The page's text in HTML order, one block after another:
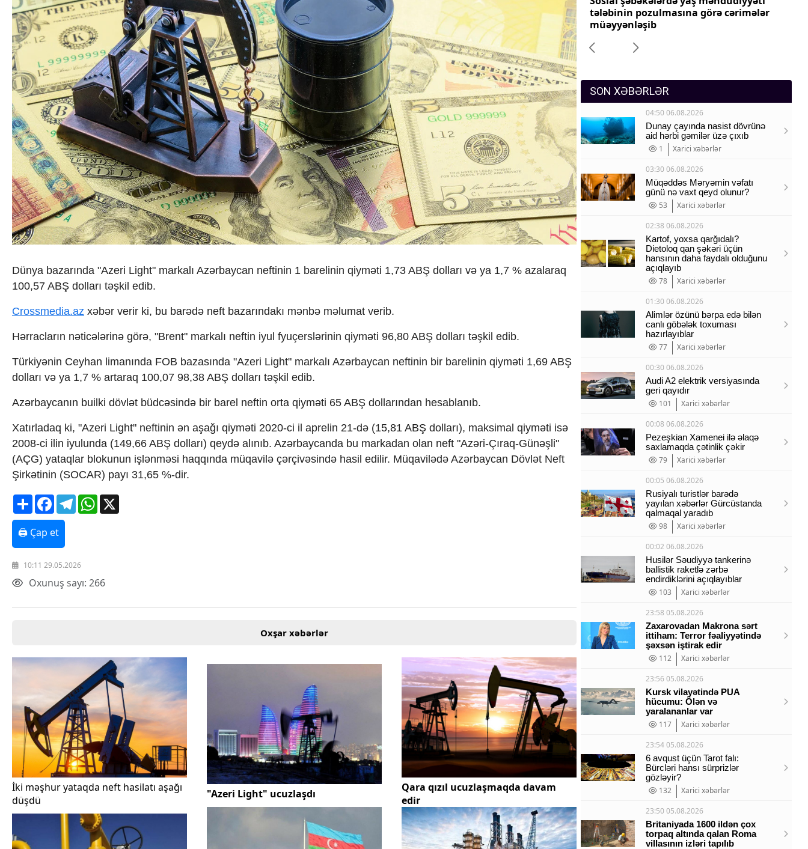
Mənəvi dəyərlər
Texnologiya
Mətbuat-150
Siyasi
Geosiyasi
İqtisadi
Sosioloji
Araşdırma
Multimedia
Foto
Video
İnfoqrafika
Podcast
Humanitar
Elm və təhsil
Mədəniyyət
Diaspor
Yüksəliş hekayəsi
Mədəniyyətimizin Zəfəri
Zəfər Diasporu
Səhiyyə
Ailə və uşaq
İqtisadiyyat
İqtisadi xəbərlər
Neft-qaz
Kənd təsərrüfatı
Telekommunikasiya və nəqliyyat
COP29
Crossmedia.az - 1 yaş
Məhkəmə və hüquq
Ekologiya
Zəfər - 5
Gənclər və İdman
Media və QHT
Hadisə
Sağlamlıq
Sosium
Mənəvi dəyərlər
Texnologiya
Mətbuat-150
Əlaqə
Missiyamız
Dünya bazarında "Azeri Light" markalı Azərbaycan neftinin 1 barelinin qiyməti 1,73 ABŞ dolları və ya 1,7 % azalaraq
100,57 ABŞ dolları təşkil edib.
Crossmedia.az xəbər verir ki, bu barədə neft bazarındakı mənbə məlumat verib.
Hərracların nəticələrinə görə, "Brent" markalı neftin iyul fyuçerslərinin qiyməti 96,80 ABŞ dolları təşkil edib.
Türkiyənin Ceyhan limanında FOB bazasında "Azeri Light" markalı Azərbaycan neftinin bir barelinin qiyməti 1,69 ABŞ
dolları və ya 1,7 % artaraq 100,07 98,38 ABŞ dolları təşkil edib.
Azərbaycanın builki dövlət büdcəsində bir barel neftin orta qiyməti 65 ABŞ dollarından hesablanıb.
Xatırladaq ki, "Azeri Light" neftinin ən aşağı qiyməti 2020-ci il aprelin 21-də (15,81 ABŞ dolları), maksimal qiyməti isə
2008-ci ilin iyulunda (149,66 ABŞ dolları) qeydə alınıb. Azərbaycanda bu markadan olan neft "Azəri-Çıraq-Günəşli"
(AÇG) yataqlar blokunun işlənməsi haqqında müqavilə çərçivəsində hasil edilir. Müqavilədə Azərbaycan Dövlət Neft
Şirkətinin (SOCAR) payı 31,65 %-dir.
ShareFacebookTelegramWhatsApp
🖨 Çap et
10:11 29.05.2026
Oxunuş sayı: 266
Oxşar xəbərlər
İki məşhur yataqda neft hasilatı aşağı
düşdü
"Azeri Light" ucuzlaşdı
Qara qızıl ucuzlaşmaqda davam
edir
vəsaitlərin verilməsi qaydası dəyişib
tələbinin pozulmasına görə cərimələr
müəyyənləşib
rəsmiləşdirilməsi sadələşdiriləcək
SON XƏBƏRLƏR
04:50 06.08.2026
Dunay çayında nasist dövrünə
aid hərbi gəmilər üzə çıxıb
1
Xarici xəbərlər
03:30 06.08.2026
Müqəddəs Məryəmin vəfatı
günü nə vaxt qeyd olunur?
53
Xarici xəbərlər
02:38 06.08.2026
Kartof, yoxsa qarğıdalı?
Dietoloq qan şəkəri üçün
hansının daha faydalı olduğunu
açıqlayıb
78
Xarici xəbərlər
01:30 06.08.2026
Alimlər özünü bərpa edə bilən
canlı göbələk toxuması
hazırlayıblar
77
Xarici xəbərlər
00:30 06.08.2026
Audi A2 elektrik versiyasında
geri qayıdır
101
Xarici xəbərlər
00:08 06.08.2026
Pezeşkian Xamenei ilə əlaqə
saxlamaqda çətinlik çəkir
79
Xarici xəbərlər
00:05 06.08.2026
Rusiyalı turistlər barədə
yayılan xəbərlər Gürcüstanda
qalmaqal yaradıb
98
Xarici xəbərlər
00:02 06.08.2026
Husilər Səudiyyə tankerinə
ballistik raketlə zərbə
endirdiklərini açıqlayıblar
103
Xarici xəbərlər
23:58 05.08.2026
Zaxarovadan Makrona sərt
ittiham: Terror fəaliyyətində
şəxsən iştirak edir
112
Xarici xəbərlər
23:56 05.08.2026
Kursk vilayətində PUA
hücumu: Ölən və
yaralananlar var
117
Xarici xəbərlər
23:54 05.08.2026
6 avqust üçün Tarot falı:
Bürcləri hansı sürprizlər
gözləyir?
132
Xarici xəbərlər
23:50 05.08.2026
Britaniyada 1600 ildən çox
torpaq altında qalan Roma
villasının izləri tapılıb